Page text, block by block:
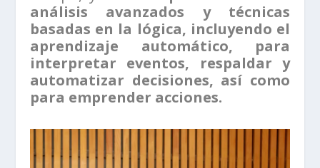
análisis avanzados y técnicas
basadas en la lógica, incluyendo el
aprendizaje automático, para
interpretar eventos, respaldar y
automatizar decisiones, así como
para emprender acciones.